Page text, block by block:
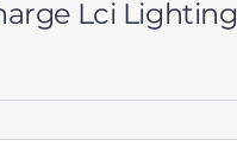
Lci Lighting